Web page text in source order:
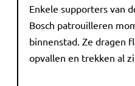
Enkele supporters van
Bosch patrouilleren
binnenstad. Ze dragen
opvallen en trekken al